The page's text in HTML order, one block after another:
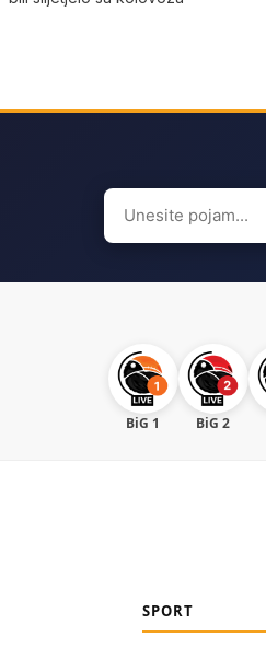
Search
for:
BiG 1 BiG 2
SPORT